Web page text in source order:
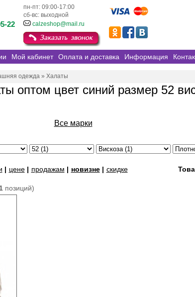
пн-пт: 09:00-17:00
сб-вс: выходной
22 calzeshop@mail.ru
Мой кабинет Оплата и доставка Информация
одежда» Халаты
оптом цвет синий размер 52
Все марки
| цене| продажам | новизне| скидке
1позиций)